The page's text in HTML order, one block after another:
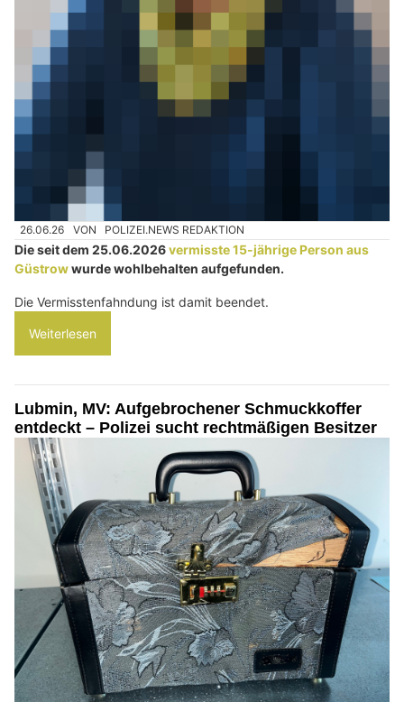
26.06.26 VON POLIZEI.NEWS REDAKTION
Die seit dem 25.06.2026vermisste 15-jährige Person aus
Güstrowwurde wohlbehalten aufgefunden.
Die Vermisstenfahndung ist damit beendet.
Weiterlesen
Lubmin, MV: Aufgebrochener Schmuckkoffer
entdeckt – Polizei sucht rechtmäßigen Besitzer